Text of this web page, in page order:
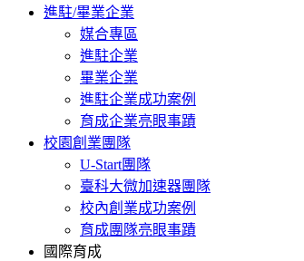
進駐/畢業企業
媒合專區
進駐企業
畢業企業
進駐企業成功案例
育成企業亮眼事蹟
校園創業團隊
U-Start團隊
臺科大微加速器團隊
校內創業成功案例
育成團隊亮眼事蹟
國際育成